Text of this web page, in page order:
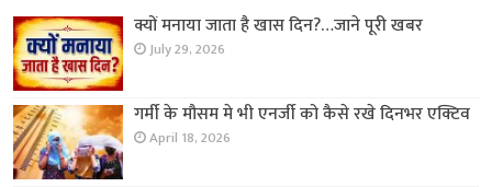
क्यों मनाया जाता है खास दिन?…जाने पूरी खबर
July 29, 2026
गर्मी के मौसम मे भी एनर्जी को कैसे रखे दिनभर एक्टिव
April 18, 2026